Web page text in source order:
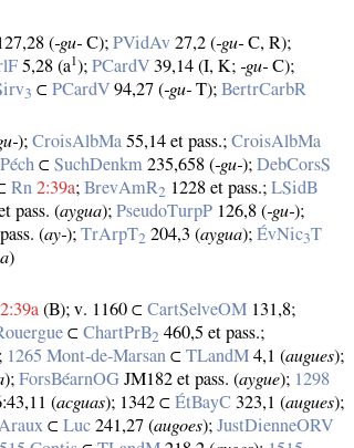
(‑gu‑ C);PVidAv 27,2 (‑gu‑ C, R);
5,28 (a1);PCardV 39,14 (I, K;‑gu‑ C);
3 ⊂PCardV 94,27 (‑gu‑ T);BertrCarbR
);CroisAlbMa 55,14 et pass.;CroisAlbMa
⊂SuchDenkm 235,658 (‑gu‑);DebCorsS
Rn 2:39a;BrevAmR2 1228 et pass.;LSidB
pass. (aygua);PseudoTurpP 126,8 (‑gu‑);
(ay‑);TrArpT2 204,3 (aygua);ÉvNic3T
)
2:39a (B); v. 1160 ⊂CartSelveOM 131,8;
⊂ChartPrB2 460,5 et pass.;
1265 Mont‑de‑Marsan ⊂TLandM 4,1 (augues);
);ForsBéarnOG JM182 et pass. (aygue); 1298
(acguas); 1342 ⊂ÉtBayC 323,1 (augues);
⊂Luc 241,27 (augoes);JustDienneORV